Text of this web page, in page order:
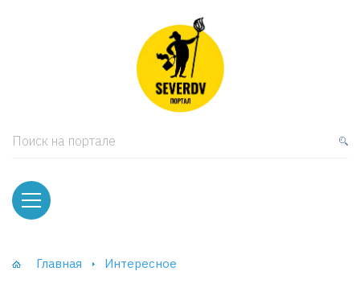
Поиск на портале
Главная Интересное
и тумбы